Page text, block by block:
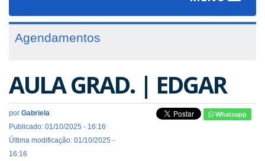
Agendamentos
AULA GRAD. | EDGAR
por Gabriela
Publicado: 01/10/2025 - 16:16
Última modificação: 01/10/2025 -
16:16
Whatsapp